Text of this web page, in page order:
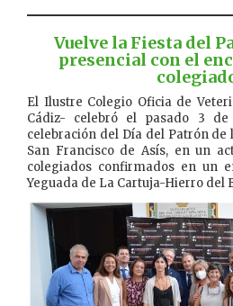
Vuelve la Fiesta del
presencial con el
El Ilustre Colegio Oficia de
Cádiz- celebró el pasado 3
celebración del Día del Patrón
San Francisco de Asís, en un
colegiados confirmados en un
Yeguada de La Cartuja-Hierro del